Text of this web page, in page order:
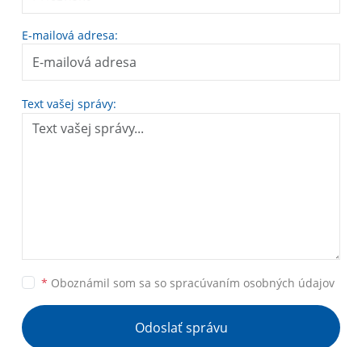
E-mailová adresa:
Text vašej správy:
* Oboznámil som sa so spracúvaním osobných údajov
Odoslať správu